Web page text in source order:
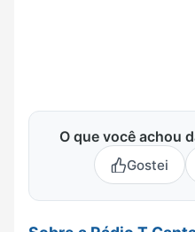
O que você achou
Gostei